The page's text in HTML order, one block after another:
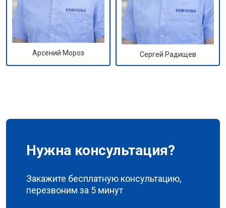
Арсений Мороз Сергей Радищев
Нужна консультация?
Закажите бесплатную консультацию,
перезвоним за 5 минут